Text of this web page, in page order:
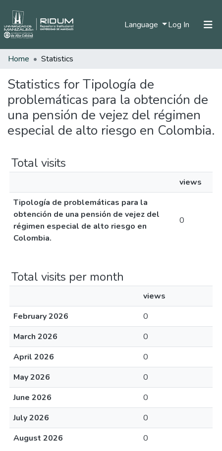
Language Log In (current)
Communities & Collections
All of DSpace
Home Statistics
Statistics for Tipología de
problemáticas para la obtención de
una pensión de vejez del régimen
especial de alto riesgo en Colombia.
Total visits
views
Tipología de problemáticas para la
obtención de una pensión de vejez del
régimen especial de alto riesgo en
Colombia.
0
Total visits per month
views
February 2026
0
March 2026
0
April 2026
0
May 2026
0
June 2026
0
July 2026
0
August 2026
0